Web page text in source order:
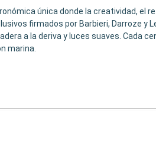
única donde la creatividad, el
firmados por Barbieri, Darroze y
a la deriva y luces suaves. Cada
marina.